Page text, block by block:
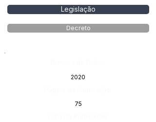
Legislação
Decreto
2020
75